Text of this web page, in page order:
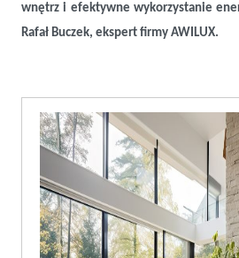
wnętrz i efektywne wykorzystanie
Rafał Buczek, ekspert firmy AWILUX.